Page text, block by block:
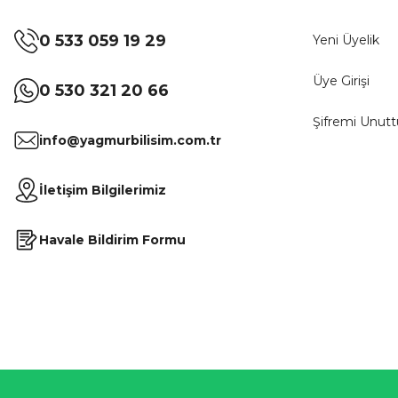
0 533 059 19 29
0 530 321 20 66
info@yagmurbilisim.com.tr
İletişim Bilgilerimiz
Havale Bildirim Formu
Yeni Üyelik
Üye Girişi
Şifremi